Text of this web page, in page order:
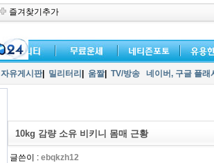
즐겨찾기추가
자유게시판| 밀리터리 움짤| TV/방송 네이버, 구글 플
10kg 감량 소유 비키니 몸매 근황
글쓴이 : ebqkzh12